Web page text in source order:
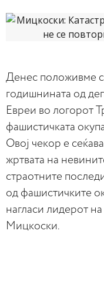
Денес положивме
годишнината од
Евреи во логорот
фашистичката
Овој чекор е
жртвата на
страотните
од фашистичките
нагласи лидерот
Мицкоски.